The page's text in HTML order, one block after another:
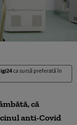
ca sursă preferată în
că
anti-Covid